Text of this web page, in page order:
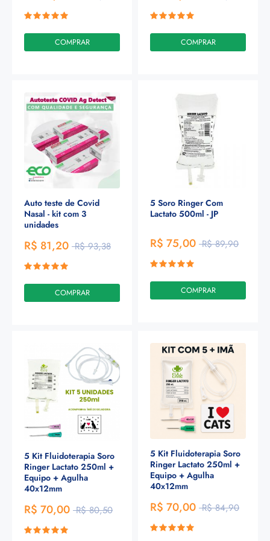
COMPRAR COMPRAR
Auto teste de Covid
Nasal - kit com 3
unidades
R$ 81,20 R$ 93,38
COMPRAR
5 Soro Ringer Com
Lactato 500ml - JP
R$ 75,00 R$ 89,90
COMPRAR
5 Kit Fluidoterapia Soro
Ringer Lactato 250ml +
Equipo + Agulha
40x12mm
R$ 70,00 R$ 80,50
5 Kit Fluidoterapia Soro
Ringer Lactato 250ml +
Equipo + Agulha
40x12mm
R$ 70,00 R$ 84,90